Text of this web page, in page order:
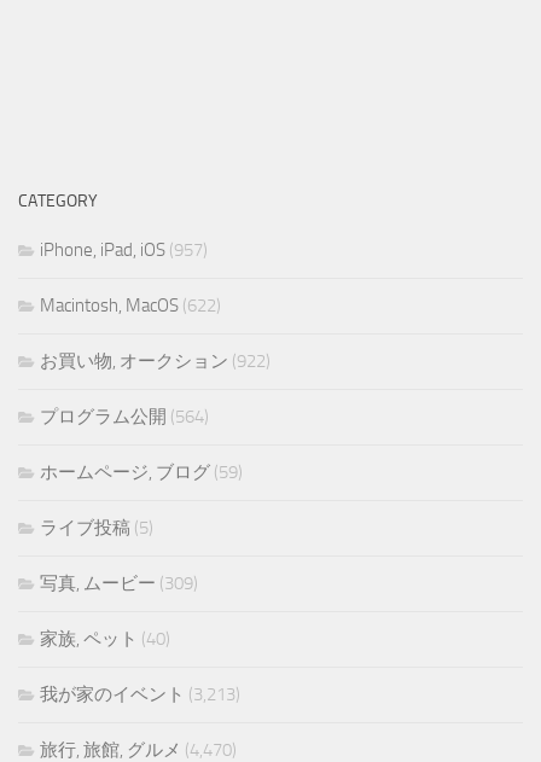
CATEGORY
iPhone, iPad, iOS (957)
Macintosh, MacOS (622)
お買い物, オークション (922)
プログラム公開 (564)
ホームページ, ブログ (59)
ライブ投稿 (5)
写真, ムービー (309)
家族, ペット (40)
我が家のイベント (3,213)
旅行, 旅館, グルメ (4,470)